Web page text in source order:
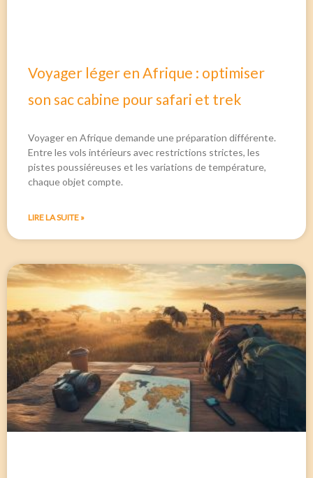
Voyager léger en Afrique : optimiser
son sac cabine pour safari et trek
Voyager en Afrique demande une préparation différente.
Entre les vols intérieurs avec restrictions strictes, les
pistes poussiéreuses et les variations de température,
chaque objet compte.
LIRE LA SUITE »